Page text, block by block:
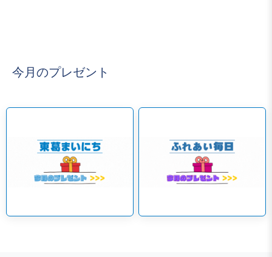
今月のプレゼント